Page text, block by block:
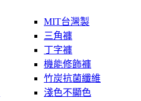
MIT台灣製
三角褲
丁字褲
機能修飾褲
竹炭抗菌纖維
淺色不顯色